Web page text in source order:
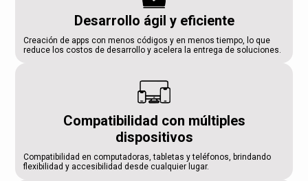
Desarrollo ágil y eficiente
Creación de apps con menos códigos y en menos tiempo, lo que
reduce los costos de desarrollo y acelera la entrega de soluciones.
Compatibilidad con múltiples
dispositivos
Compatibilidad en computadoras, tabletas y teléfonos, brindando
flexibilidad y accesibilidad desde cualquier lugar.